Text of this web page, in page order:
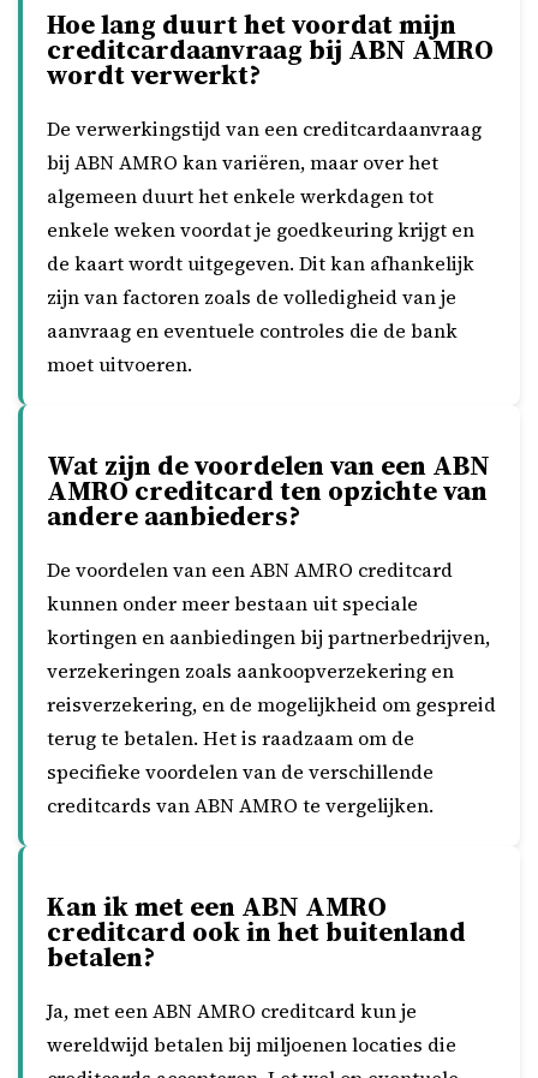
Hoe lang duurt het voordat mijn
creditcardaanvraag bij ABN AMRO
wordt verwerkt?
De verwerkingstijd van een creditcardaanvraag
bij ABN AMRO kan variëren, maar over het
algemeen duurt het enkele werkdagen tot
enkele weken voordat je goedkeuring krijgt en
de kaart wordt uitgegeven. Dit kan afhankelijk
zijn van factoren zoals de volledigheid van je
aanvraag en eventuele controles die de bank
moet uitvoeren.
Wat zijn de voordelen van een ABN
AMRO creditcard ten opzichte van
andere aanbieders?
De voordelen van een ABN AMRO creditcard
kunnen onder meer bestaan uit speciale
kortingen en aanbiedingen bij partnerbedrijven,
verzekeringen zoals aankoopverzekering en
reisverzekering, en de mogelijkheid om gespreid
terug te betalen. Het is raadzaam om de
specifieke voordelen van de verschillende
creditcards van ABN AMRO te vergelijken.
Kan ik met een ABN AMRO
creditcard ook in het buitenland
betalen?
Ja, met een ABN AMRO creditcard kun je
wereldwijd betalen bij miljoenen locaties die